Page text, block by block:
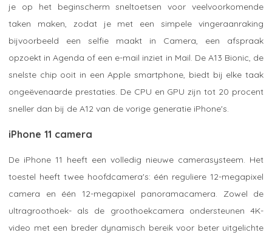
je op het beginscherm sneltoetsen voor veelvoorkomende
taken maken, zodat je met een simpele vingeraanraking
bijvoorbeeld een selfie maakt in Camera, een afspraak
opzoekt in Agenda of een e-mail inziet in Mail. De A13 Bionic, de
snelste chip ooit in een Apple smartphone, biedt bij elke taak
ongeëvenaarde prestaties. De CPU en GPU zijn tot 20 procent
sneller dan bij de A12 van de vorige generatie iPhone's.
iPhone 11 camera
De iPhone 11 heeft een volledig nieuwe camerasysteem. Het
toestel heeft twee hoofdcamera's: één reguliere 12-megapixel
camera en één 12-megapixel panoramacamera. Zowel de
ultragroothoek- als de groothoekcamera ondersteunen 4K-
video met een breder dynamisch bereik voor beter uitgelichte